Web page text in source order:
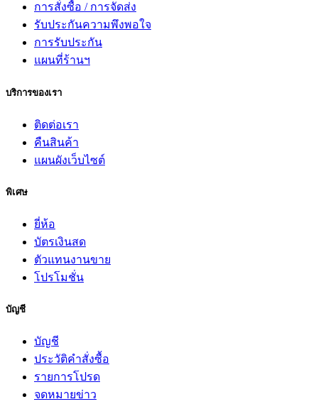
การสั่งซื้อ / การจัดส่ง
รับประกันความพึงพอใจ
การรับประกัน
แผนที่ร้านฯ
บริการของเรา
ติดต่อเรา
คืนสินค้า
แผนผังเว็บไซต์
พิเศษ
ยี่ห้อ
บัตรเงินสด
ตัวแทนงานขาย
โปรโมชั่น
บัญชี
บัญชี
ประวัติคำสั่งซื้อ
รายการโปรด
จดหมายข่าว